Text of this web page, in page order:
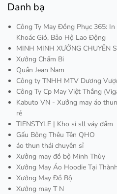
Danh bạ
Công Ty May Đồng Phục 365:
Khoác Gió, Bảo Hộ Lao Động
MINH MINH XƯỞNG CHUYÊN
Xưởng Chấm Bi
Quần Jean Nam
Công ty TNHH MTV Dương
Công Ty Cp May Việt Thắng
Kabuto VN - Xưởng may áo
rẻ
TIENSTYLE | Kho sỉ sll váy đầm
Gấu Bông Thêu Tên QHO
áo thun thái chuyên sỉ
Xưởng may đồ bộ Minh Thùy
Xưởng May Áo Hoodie Tại
Xưởng May Đồ Bộ
Xưởng may T N